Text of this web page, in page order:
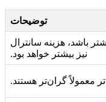
توضیحات
باشد، هزینه سانترال
نیز بیشتر خواهد بود.
معمولاً گران‌تر هستند.